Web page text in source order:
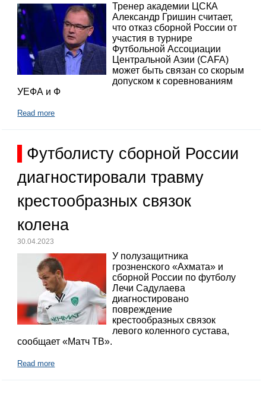
Тренер академии ЦСКА
Александр Гришин считает,
что отказ сборной России от
участия в турнире
Футбольной Ассоциации
Центральной Азии (CAFA)
может быть связан со скорым
допуском к соревнованиям
УЕФА и Ф
Read more
Футболисту сборной России
диагностировали травму
крестообразных связок
колена
30.04.2023
У полузащитника
грозненского «Ахмата» и
сборной России по футболу
Лечи Садулаева
диагностировано
повреждение
крестообразных связок
левого коленного сустава,
сообщает «Матч ТВ».
Read more